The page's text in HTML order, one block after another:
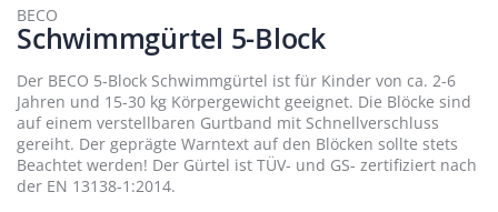
Anfang
der
Bildergalerie
springen
BECO
Schwimmgürtel 5-Block
Der BECO 5-Block Schwimmgürtel ist für Kinder von ca. 2-6
Jahren und 15-30 kg Körpergewicht geeignet. Die Blöcke sind
auf einem verstellbaren Gurtband mit Schnellverschluss
gereiht. Der geprägte Warntext auf den Blöcken sollte stets
Beachtet werden! Der Gürtel ist TÜV- und GS- zertifiziert nach
der EN 13138-1:2014.